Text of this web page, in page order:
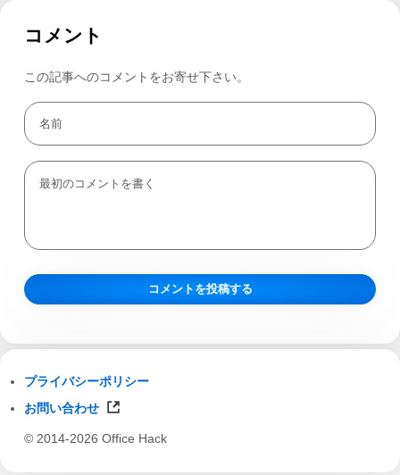
コメント
この記事へのコメントをお寄せ下さい。
プライバシーポリシー
お問い合わせ
© 2014-2026 Office Hack